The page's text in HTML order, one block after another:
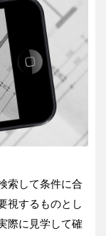
索して条件に合
視するものとし
際に見学して確